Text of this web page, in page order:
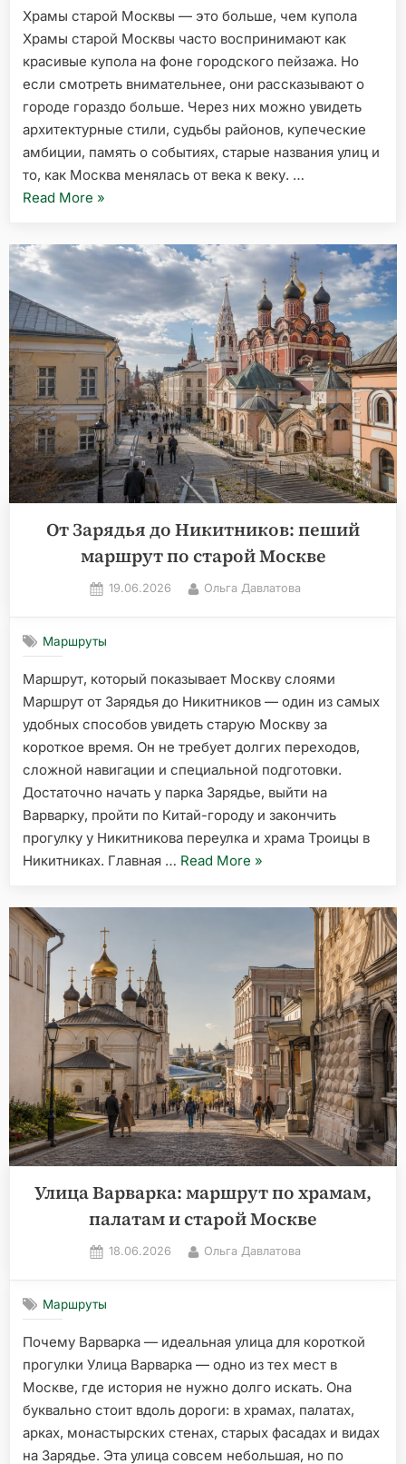
Храмы старой Москвы — это больше, чем купола
Храмы старой Москвы часто воспринимают как
красивые купола на фоне городского пейзажа. Но
если смотреть внимательнее, они рассказывают о
городе гораздо больше. Через них можно увидеть
архитектурные стили, судьбы районов, купеческие
амбиции, память о событиях, старые названия улиц и
то, как Москва менялась от века к веку. …
Read More «10
старой
Москвы,
которые
стоит
увидеть
хотя
бы
раз»
»
От Зарядья до Никитников: пеший
маршрут по старой Москве
Posted
19.06.2026 By
Ольга Давлатова
Маршруты
Маршрут, который показывает Москву слоями
Маршрут от Зарядья до Никитников — один из самых
удобных способов увидеть старую Москву за
короткое время. Он не требует долгих переходов,
сложной навигации и специальной подготовки.
Достаточно начать у парка Зарядье, выйти на
Варварку, пройти по Китай-городу и закончить
прогулку у Никитникова переулка и храма Троицы в
Никитниках. Главная … Read More «От
до
Никитников:
маршрут
по
старой
Москве»
»
Улица Варварка: маршрут по храмам,
палатам и старой Москве
Posted
18.06.2026 By
Ольга Давлатова
Маршруты
Почему Варварка — идеальная улица для короткой
прогулки Улица Варварка — одно из тех мест в
Москве, где история не нужно долго искать. Она
буквально стоит вдоль дороги: в храмах, палатах,
арках, монастырских стенах, старых фасадах и видах
на Зарядье. Эта улица совсем небольшая, но по